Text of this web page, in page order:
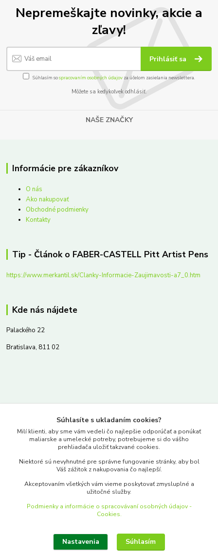
Nepremeškajte novinky, akcie a
zľavy!
Prihlásiť sa
Súhlasím sospracovaním osobných údajov za účelom zasielania newslettera.
Môžete sa kedykoľvek odhlásiť.
NAŠE ZNAČKY
Informácie pre zákazníkov
O nás
Ako nakupovať
Obchodné podmienky
Kontakty
Tip - Článok o FABER-CASTELL Pitt Artist Pens
https://www.merkantil.sk/Clanky-Informacie-Zaujimavosti-a7_0.htm
Kde nás nájdete
Palackého 22
Bratislava, 811 02
www.merkantil.sk
Pondelok-Piatok: 9.00-17.00hod.
objednavky@merkantil-obchod.sk
Upraviť zber cookies.
Súhlasíte s ukladaním cookies?
Milí klienti, aby sme vám vedeli čo najlepšie odporúčať a ponúkať
maliarske a umelecké potreby, potrebujeme si do vášho
prehliadača uložiť takzvané cookies.
Niektoré sú nevyhnutné pre správne fungovanie stránky, aby bol
Váš zážitok z nakupovania čo najlepší.
Akceptovaním všetkých vám vieme poskytovať zmysluplné a
užitočné služby.
Podmienky a informácie o spracovávaní osobných údajov -
Cookies.
Nastavenia Súhlasím